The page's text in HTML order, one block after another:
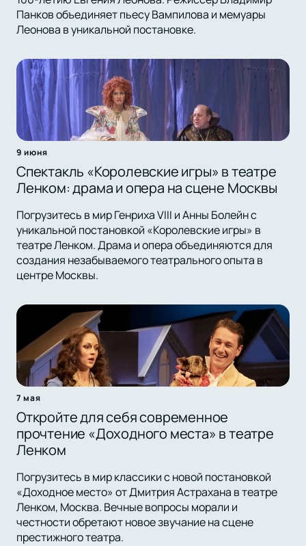
Панков объединяет пьесу Вампилова и мемуары
Леонова в уникальной постановке.
9 июня
Спектакль «Королевские игры» в театре
Ленком: драма и опера на сцене Москвы
Погрузитесь в мир Генриха VIII и Анны Болейн с
уникальной постановкой «Королевские игры» в
театре Ленком. Драма и опера объединяются для
создания незабываемого театрального опыта в
центре Москвы.
7 мая
Откройте для себя современное
прочтение «Доходного места» в театре
Ленком
Погрузитесь в мир классики с новой постановкой
«Доходное место» от Дмитрия Астрахана в театре
Ленком, Москва. Вечные вопросы морали и
честности обретают новое звучание на сцене
престижного театра.